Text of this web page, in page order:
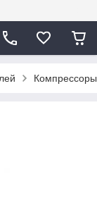
Компрессоры